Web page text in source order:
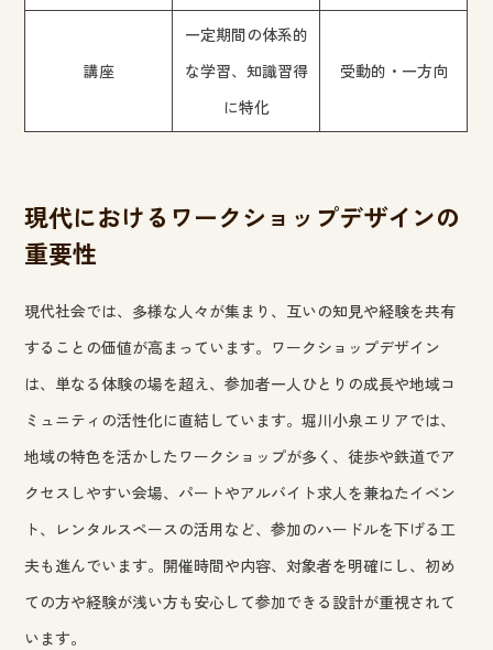
講座
一定期間の体系的
な学習、知識習得
に特化
受動的・一方向
現代におけるワークショップデザインの
重要性
現代社会では、多様な人々が集まり、互いの知見や経験を共有
することの価値が高まっています。ワークショップデザイン
は、単なる体験の場を超え、参加者一人ひとりの成長や地域コ
ミュニティの活性化に直結しています。堀川小泉エリアでは、
地域の特色を活かしたワークショップが多く、徒歩や鉄道でア
クセスしやすい会場、パートやアルバイト求人を兼ねたイベン
ト、レンタルスペースの活用など、参加のハードルを下げる工
夫も進んでいます。開催時間や内容、対象者を明確にし、初め
ての方や経験が浅い方も安心して参加できる設計が重視されて
います。